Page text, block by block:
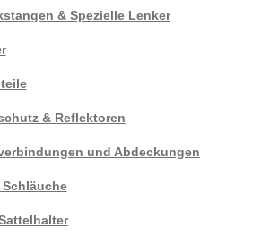
& Spezielle Lenker
& Reflektoren
und Abdeckungen
Schläuche